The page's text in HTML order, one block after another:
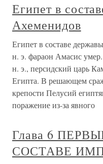
Египет в
Ахеменидов
Египет в составе
н. э. фараон Амасис
н. э., персидский царь
Египта. В решающем
крепости Пелусий
поражение из-за явного
Глава 6
СОСТАВЕ